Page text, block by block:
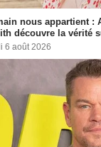
nous appartient :
découvre la vérité
6 août 2026